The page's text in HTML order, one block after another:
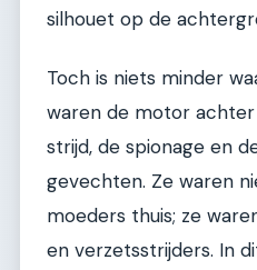
silhouet op de
Toch is niets minder
waren de motor
strijd, de spionage en
gevechten. Ze waren
moeders thuis; ze
en verzetsstrijders. In